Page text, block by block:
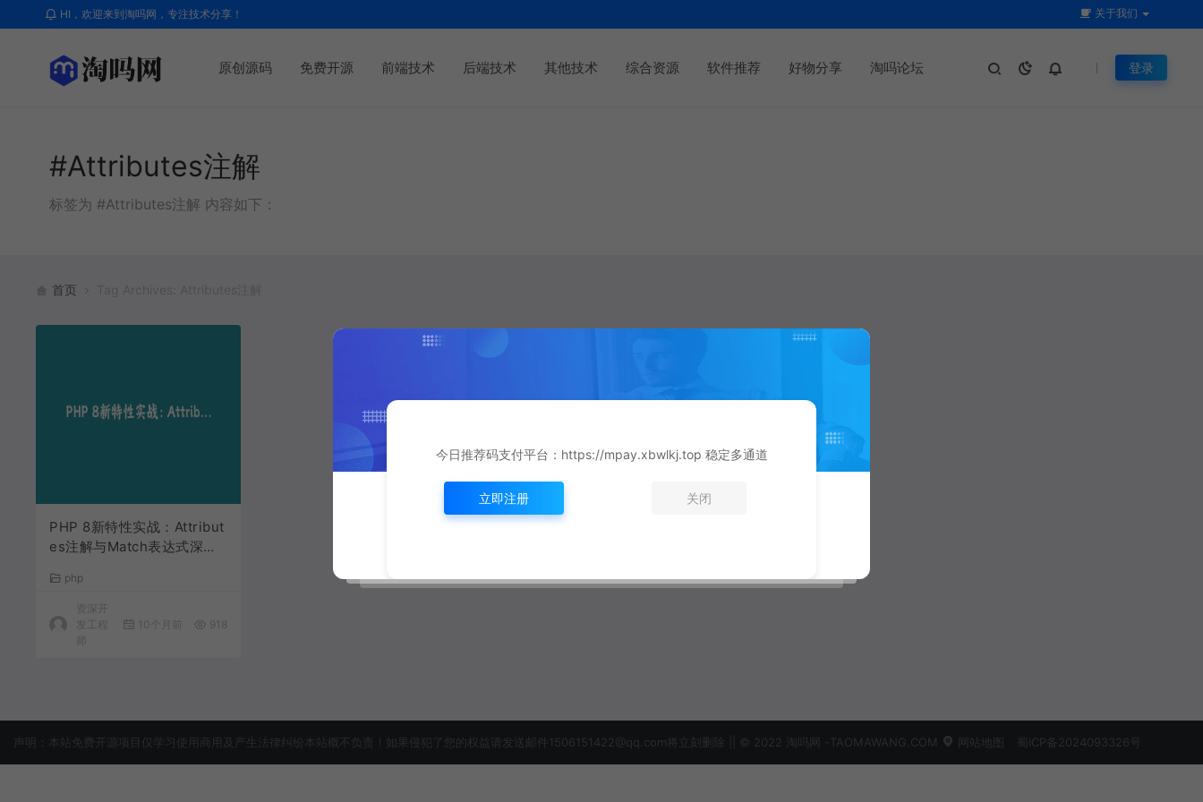
HI，欢迎来到淘吗网，专注技术分享！ 关于我们
原创源码 免费开源 前端技术 后端技术 其他技术 综合资源 软件推荐 好物分享 淘吗论坛 登录
#Attributes注解
标签为 #Attributes注解 内容如下：
首页
PHP 8新特性实战：Attribut
es注解与Match表达式深度
php
资深开
发工程
10个月前 918
声明：本站免费开源项目仅学习使用商用及产生法律纠纷本站概不负责！如果侵犯了您的权益请发送邮件1506151422@qq.com将立刻删除 || © 2022 淘吗网 -TAOMAWANG.COM 网站地图 蜀ICP备2024093326号
今日推荐码支付平台：https://mpay.xbwlkj.top 稳定多通道
立即注册 关闭